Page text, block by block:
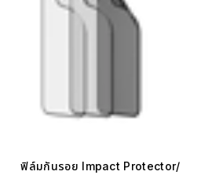
ฟิล์มกันรอย Impact Protector/